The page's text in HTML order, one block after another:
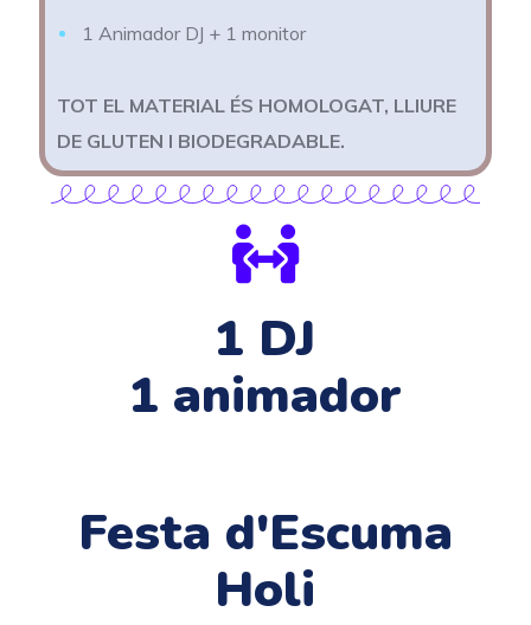
1 Animador DJ + 1 monitor
TOT EL MATERIAL ÉS HOMOLOGAT, LLIURE
DE GLUTEN I BIODEGRADABLE.
1 DJ
1 animador
Festa d'Escuma
Holi